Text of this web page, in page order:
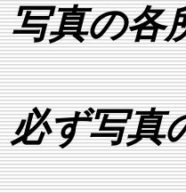
写真の各
必ず写真